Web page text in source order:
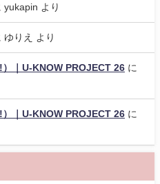
yukapin より
ゆりえ より
｜U-KNOW PROJECT 26 に
｜U-KNOW PROJECT 26 に